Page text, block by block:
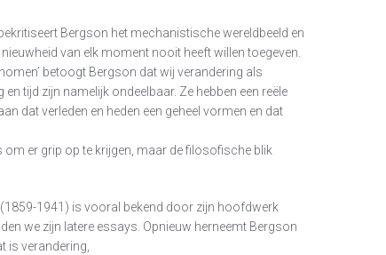
bekritiseert Bergson het mechanistische wereldbeeld en
van elk moment nooit heeft willen toegeven.
betoogt Bergson dat wij verandering als
tijd zijn namelijk ondeelbaar. Ze hebben een reële
dat verleden en heden een geheel vormen en dat
er grip op te krijgen, maar de filosofische blik
1941) is vooral bekend door zijn hoofdwerk
we zijn latere essays. Opnieuw herneemt Bergson
is verandering,